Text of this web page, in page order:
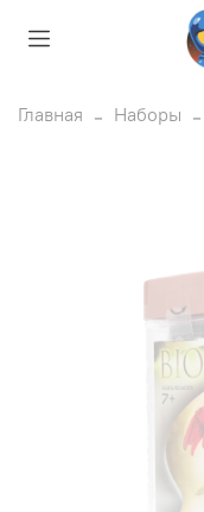
Главная Наборы